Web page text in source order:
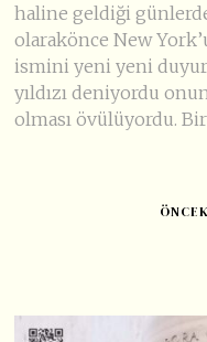
haline geldiği
olarakönce New
ismini yeni yeni
yıldızı deniyordu
olması övülüyordu.